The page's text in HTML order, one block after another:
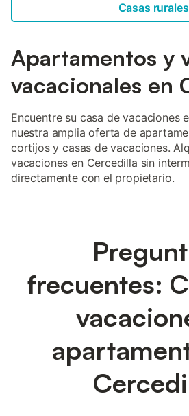
Casas rurales
Apartamentos y
vacacionales en
Encuentre su casa de vacaciones
nuestra amplia oferta de
cortijos y casas de vacaciones.
vacaciones en Cercedilla sin
directamente con el propietario.
frecuentes: